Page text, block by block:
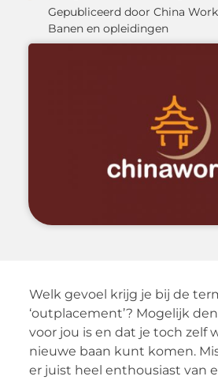
Gepubliceerd door China
Banen en opleidingen
Welk gevoel krijg je bij de
‘outplacement’? Mogelijk
voor jou is en dat je toch zelf
nieuwe baan kunt komen.
er juist heel enthousiast van